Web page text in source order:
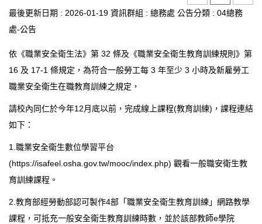
網站管理
行事曆
西松學習歷程檔案
家長會
家長專區
防疫在家學習專區
最後更新日期 : 2026-01-19 資訊群組 : 總務處 公告分類 : 04總務
處-公告
依《職業安全衛生法》第 32 條及《職業安全衛生教育訓練規則》第
16 及 17-1 條規定，為符合一般勞工每 3 年至少 3 小時及新雇勞工
職業安全衛生在職教育訓練之規定，
請校內同仁於今年12月底以前，完成線上課程(教育訓練)，課程連結
如下：
1.職業安全衛生數位學習平台
(https://isafeel.osha.gov.tw/mooc/index.php) 觀看一般職安衛生教
育訓練課程。
2.教育部經勞動部認可製作4部「職業安全衛生教育訓練」網路教學
課程，可抵充一般安全衛生教育訓練時數，並於該部教師e學院